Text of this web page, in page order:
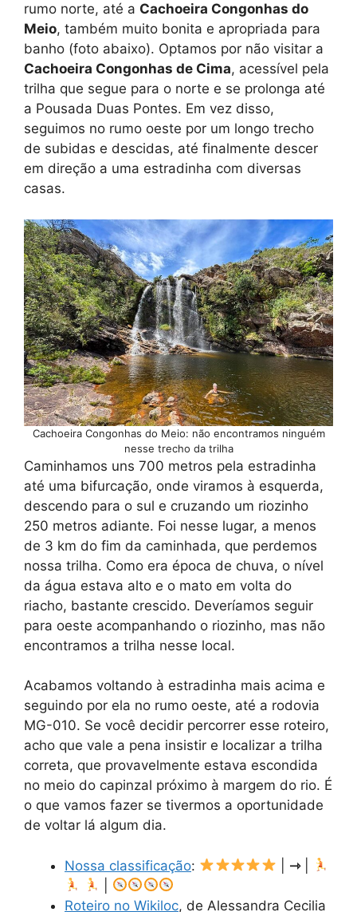
rumo norte, até a Cachoeira Congonhas do
Meio, também muito bonita e apropriada para
banho (foto abaixo). Optamos por não visitar a
Cachoeira Congonhas de Cima, acessível pela
trilha que segue para o norte e se prolonga até
a Pousada Duas Pontes. Em vez disso,
seguimos no rumo oeste por um longo trecho
de subidas e descidas, até finalmente descer
em direção a uma estradinha com diversas
casas.
Cachoeira Congonhas do Meio: não encontramos ninguém
nesse trecho da trilha
Caminhamos uns 700 metros pela estradinha
até uma bifurcação, onde viramos à esquerda,
descendo para o sul e cruzando um riozinho
250 metros adiante. Foi nesse lugar, a menos
de 3 km do fim da caminhada, que perdemos
nossa trilha. Como era época de chuva, o nível
da água estava alto e o mato em volta do
riacho, bastante crescido. Deveríamos seguir
para oeste acompanhando o riozinho, mas não
encontramos a trilha nesse local.
Acabamos voltando à estradinha mais acima e
seguindo por ela no rumo oeste, até a rodovia
MG-010. Se você decidir percorrer esse roteiro,
acho que vale a pena insistir e localizar a trilha
correta, que provavelmente estava escondida
no meio do capinzal próximo à margem do rio. É
o que vamos fazer se tivermos a oportunidade
de voltar lá algum dia.
Nossa classificação: ⇾|
Roteiro no Wikiloc, de Alessandra Cecilia